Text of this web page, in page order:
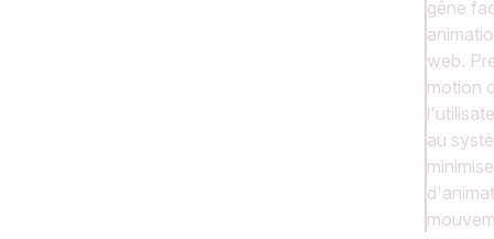
gêne
web.
motion
au